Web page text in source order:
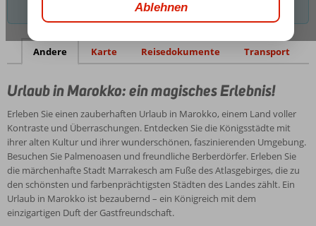
zauberhaften
Urlaub
Marokko,
Land
Kontraste
und
Überraschungen.
Entdecken
Sie
die
Königsstädte
mit
Günstiger
Marokko-
Urlaub
Sie
suchen
mehr
als
nur
atemberaubende
Landschaften?
Wie
wäre
es
Ferieninformationen
Marokko
Wetter
Marokko
Marokko
entfernen, um noch Optionen zu finden.
Andere Karte Reisedokumente Transport
Urlaub in Marokko: ein magisches Erlebnis!
Erleben Sie einen zauberhaften Urlaub in Marokko, einem Land voller
Kontraste und Überraschungen. Entdecken Sie die Königsstädte mit
ihrer alten Kultur und ihrer wunderschönen, faszinierenden Umgebung.
Besuchen Sie Palmenoasen und freundliche Berberdörfer. Erleben Sie
die märchenhafte Stadt Marrakesch am Fuße des Atlasgebirges, die zu
den schönsten und farbenprächtigsten Städten des Landes zählt. Ein
Urlaub in Marokko ist bezaubernd – ein Königreich mit dem
einzigartigen Duft der Gastfreundschaft.